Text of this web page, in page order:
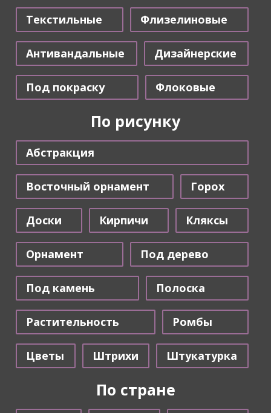
Текстильные Флизелиновые
Антивандальные Дизайнерские
Под покраску Флоковые
По рисунку
Абстракция
Восточный орнамент Горох
Доски Кирпичи Кляксы
Орнамент Под дерево
Под камень Полоска
Растительность Ромбы
Цветы Штрихи Штукатурка
По стране